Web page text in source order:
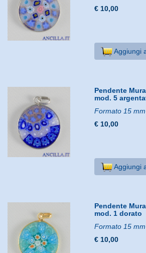
€ 10,00
Aggiungi
Pendente
mod. 5
Formato 15 mm
€ 10,00
Aggiungi
Pendente
mod. 1 dorato
Formato 15 mm
€ 10,00